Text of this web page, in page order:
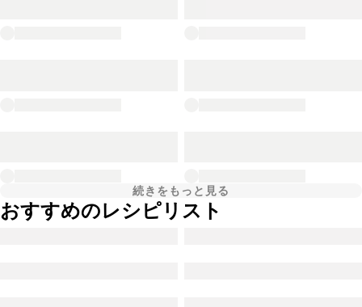
続きをもっと見る
おすすめのレシピリスト